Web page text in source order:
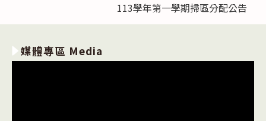
113學年第一學期掃區分配公告
媒體專區 Media